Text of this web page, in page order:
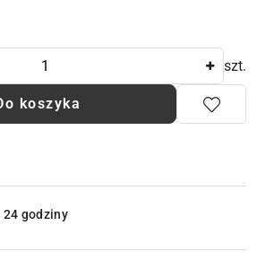
szt.
koszyka
24 godziny